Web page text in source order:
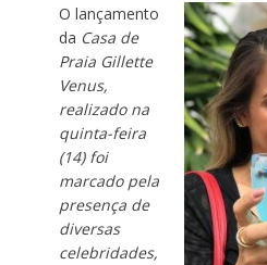
O lançamento
da Casa de
Praia Gillette
Venus,
realizado na
quinta-feira
(14) foi
marcado pela
presença de
diversas
celebridades,